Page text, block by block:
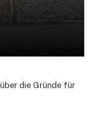
über die Gründe für